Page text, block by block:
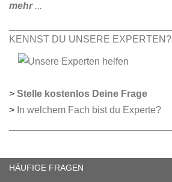
mehr...
KENNST DU UNSERE EXPERTEN?
> Stelle kostenlos Deine Frage
> In welchem Fach bist du Experte?
HÄUFIGE FRAGEN